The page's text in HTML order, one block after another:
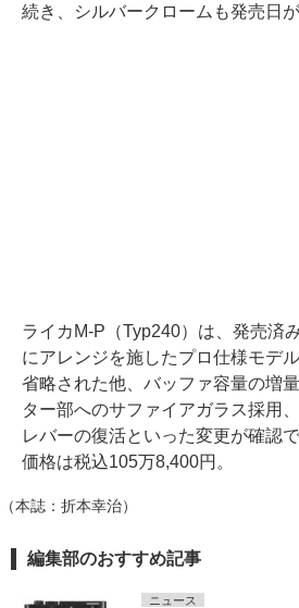
続き、シルバークロームも発売日が
ライカM-P（Typ240）は、発売済
にアレンジを施したプロ仕様モデ
省略された他、バッファ容量の増
ター部へのサファイアガラス採用
レバーの復活といった変更が確認
価格は税込105万8,400円。
（本誌：折本幸治）
編集部のおすすめ記事
ニュース